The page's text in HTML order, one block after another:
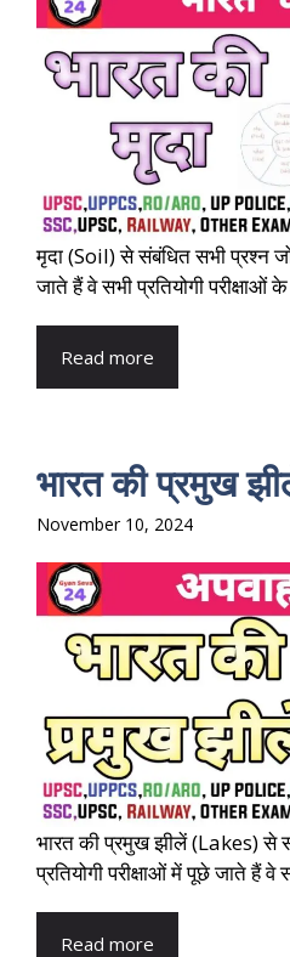
मृदा (Soil) से संबंधित सभी प्रश्न जो
जाते हैं वे सभी प्रतियोगी परीक्षाओं
Read more
भारत की प्रमुख
November 10, 2024
भारत की प्रमुख झीलें (Lakes) से
प्रतियोगी परीक्षाओं में पूछे जाते हैं वे
Read more